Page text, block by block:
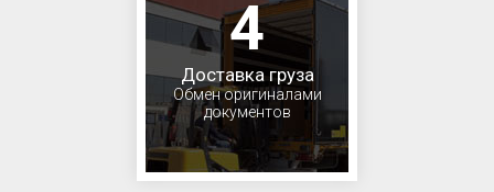
4
Доставка груза
Обмен оригиналами
документов